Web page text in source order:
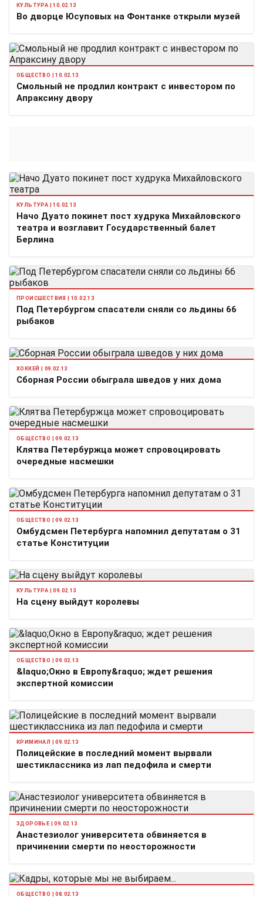
КУЛЬТУРА | 10.02.13
Во дворце Юсуповых на Фонтанке открыли музей
ОБЩЕСТВО | 10.02.13
Смольный не продлил контракт с инвестором по
Апраксину двору
КУЛЬТУРА | 10.02.13
Начо Дуато покинет пост худрука Михайловского
театра и возглавит Государственный балет
Берлина
ПРОИСШЕСТВИЯ | 10.02.13
Под Петербургом спасатели сняли со льдины 66
рыбаков
ХОККЕЙ | 09.02.13
Сборная России обыграла шведов у них дома
ОБЩЕСТВО | 09.02.13
Клятва Петербуржца может спровоцировать
очередные насмешки
ОБЩЕСТВО | 09.02.13
Омбудсмен Петербурга напомнил депутатам о 31
статье Конституции
КУЛЬТУРА | 09.02.13
На сцену выйдут королевы
ОБЩЕСТВО | 09.02.13
&laquo;Окно в Европу&raquo; ждет решения
экспертной комиссии
КРИМИНАЛ | 09.02.13
Полицейские в последний момент вырвали
шестиклассника из лап педофила и смерти
ЗДОРОВЬЕ | 09.02.13
Анастезиолог университета обвиняется в
причинении смерти по неосторожности
ОБЩЕСТВО | 08.02.13